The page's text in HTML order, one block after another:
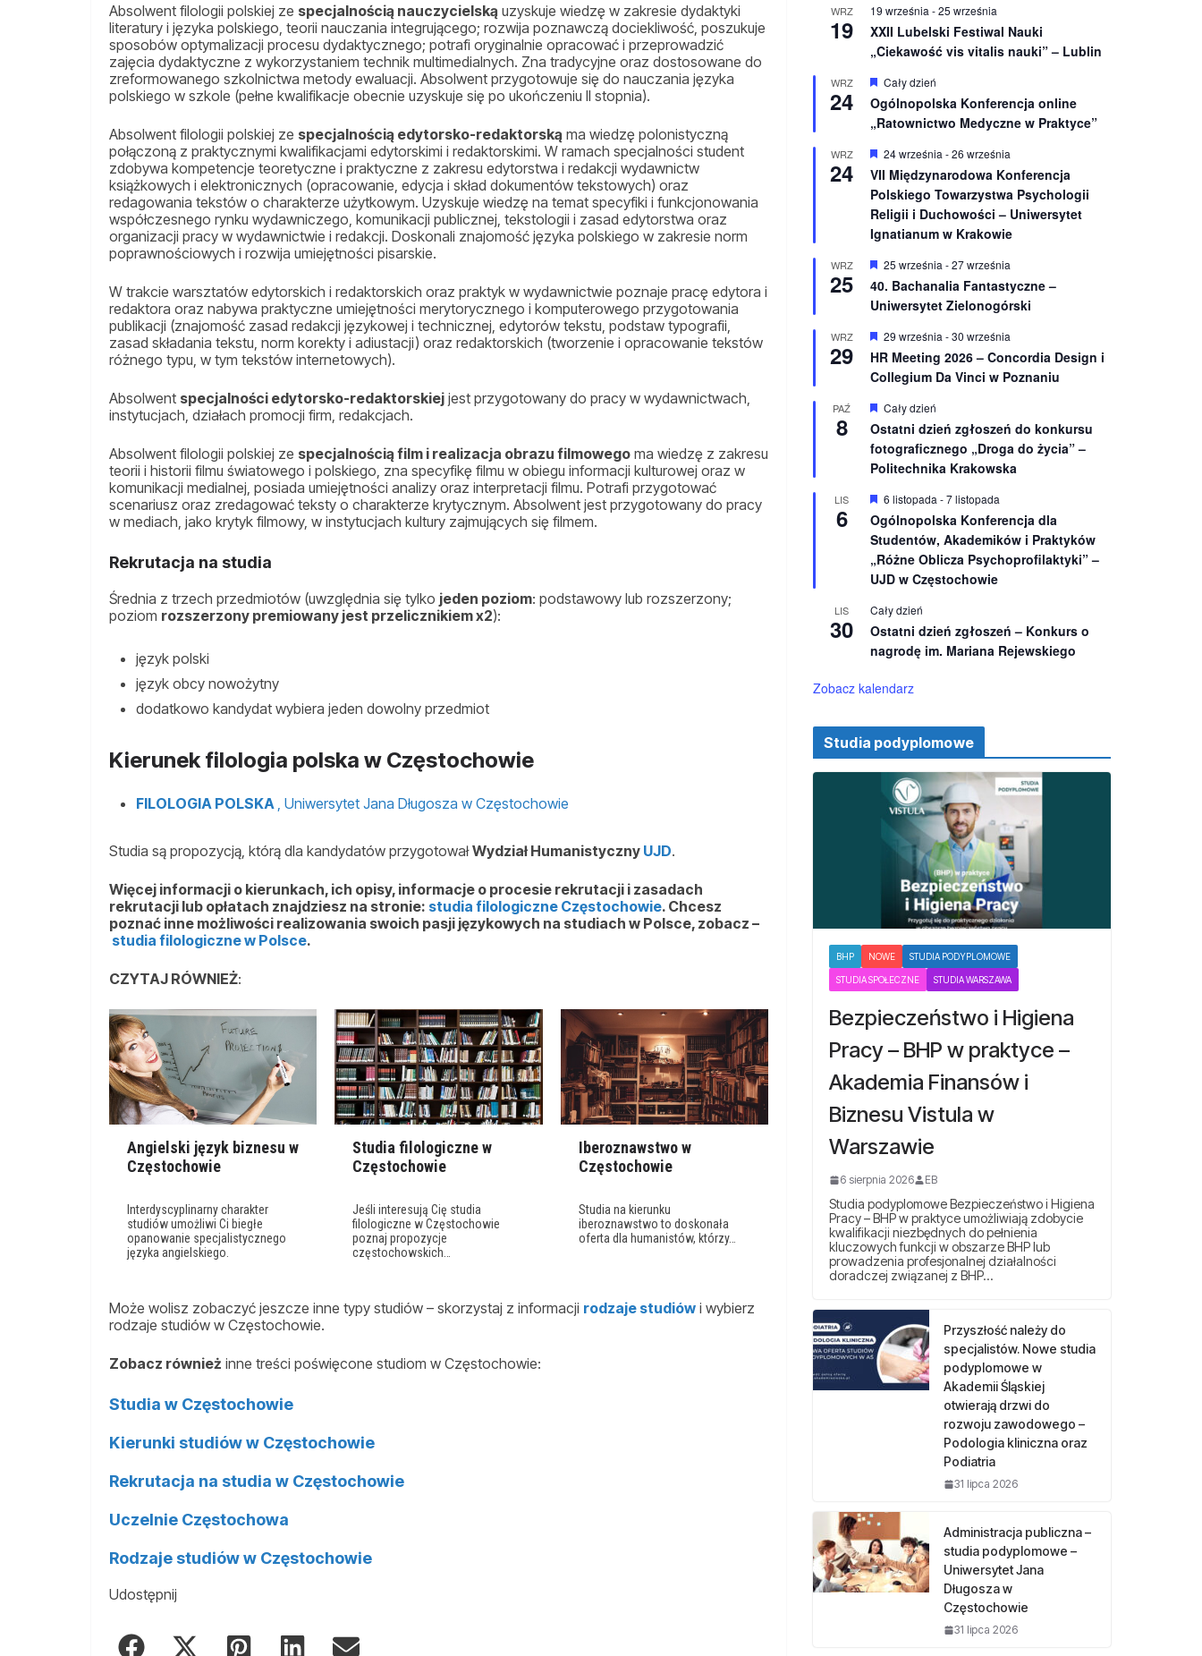
Absolwent filologii polskiej ze specjalnością nauczycielską uzyskuje wiedzę w zakresie dydaktyki
literatury i języka polskiego, teorii nauczania integrującego; rozwija poznawczą dociekliwość, poszukuje
sposobów optymalizacji procesu dydaktycznego; potrafi oryginalnie opracować i przeprowadzić
zajęcia dydaktyczne z wykorzystaniem technik multimedialnych. Zna tradycyjne oraz dostosowane do
zreformowanego szkolnictwa metody ewaluacji. Absolwent przygotowuje się do nauczania języka
polskiego w szkole (pełne kwalifikacje obecnie uzyskuje się po ukończeniu II stopnia).
Absolwent filologii polskiej ze specjalnością edytorsko-redaktorską ma wiedzę polonistyczną
połączoną z praktycznymi kwalifikacjami edytorskimi i redaktorskimi. W ramach specjalności student
zdobywa kompetencje teoretyczne i praktyczne z zakresu edytorstwa i redakcji wydawnictw
książkowych i elektronicznych (opracowanie, edycja i skład dokumentów tekstowych) oraz
redagowania tekstów o charakterze użytkowym. Uzyskuje wiedzę na temat specyfiki i funkcjonowania
współczesnego rynku wydawniczego, komunikacji publicznej, tekstologii i zasad edytorstwa oraz
organizacji pracy w wydawnictwie i redakcji. Doskonali znajomość języka polskiego w zakresie norm
poprawnościowych i rozwija umiejętności pisarskie.
W trakcie warsztatów edytorskich i redaktorskich oraz praktyk w wydawnictwie poznaje pracę edytora i
redaktora oraz nabywa praktyczne umiejętności merytorycznego i komputerowego przygotowania
publikacji (znajomość zasad redakcji językowej i technicznej, edytorów tekstu, podstaw typografii,
zasad składania tekstu, norm korekty i adiustacji) oraz redaktorskich (tworzenie i opracowanie tekstów
różnego typu, w tym tekstów internetowych).
Absolwent specjalności edytorsko-redaktorskiej jest przygotowany do pracy w wydawnictwach,
instytucjach, działach promocji firm, redakcjach.
Absolwent filologii polskiej ze specjalnością film i realizacja obrazu filmowego ma wiedzę z zakresu
teorii i historii filmu światowego i polskiego, zna specyfikę filmu w obiegu informacji kulturowej oraz w
komunikacji medialnej, posiada umiejętności analizy oraz interpretacji filmu. Potrafi przygotować
scenariusz oraz zredagować teksty o charakterze krytycznym. Absolwent jest przygotowany do pracy
w mediach, jako krytyk filmowy, w instytucjach kultury zajmujących się filmem.
Rekrutacja na studia
Średnia z trzech przedmiotów (uwzględnia się tylko jeden poziom: podstawowy lub rozszerzony;
poziom rozszerzony premiowany jest przelicznikiem x2):
język polski
język obcy nowożytny
dodatkowo kandydat wybiera jeden dowolny przedmiot
Kierunek filologia polska w Częstochowie
FILOLOGIA POLSKA , Uniwersytet Jana Długosza w Częstochowie
Studia są propozycją, którą dla kandydatów przygotowałWydział Humanistyczny UJD.
Więcej informacji o kierunkach, ich opisy, informacje o procesie rekrutacji i zasadach
rekrutacji lub opłatach znajdziesz na stronie: studia filologiczne Częstochowie. Chcesz
poznać inne możliwości realizowania swoich pasji językowych na studiach w Polsce, zobacz –
studia filologiczne w Polsce.
CZYTAJ RÓWNIEŻ:
Angielski język biznesu w
Częstochowie
Interdyscyplinarny charakter
studiów umożliwi Ci biegłe
opanowanie specjalistycznego
języka angielskiego.
Studia filologiczne w
Częstochowie
Jeśli interesują Cię studia
filologiczne w Częstochowie
poznaj propozycje
częstochowskich…
Iberoznawstwo w
Częstochowie
Studia na kierunku
iberoznawstwo to doskonała
oferta dla humanistów, którzy…
Może wolisz zobaczyć jeszcze inne typy studiów – skorzystaj z informacji rodzaje studiów i wybierz
rodzaje studiów w Częstochowie.
Zobacz również inne treści poświęcone studiom w Częstochowie:
Studia w Częstochowie
Kierunki studiów w Częstochowie
Rekrutacja na studia w Częstochowie
Uczelnie Częstochowa
Rodzaje studiów w Częstochowie
Udostępnij
WRZ
19
19 września -25 września
XXII Lubelski Festiwal Nauki
„Ciekawość vis vitalis nauki” – Lublin
WRZ
24
W
r
ó
n
i
o
n
e
Cały dzień
Ogólnopolska Konferencja online
„Ratownictwo Medyczne w Praktyce”
WRZ
24
W
y
r
ó
ż
n
i
n
e
24 września -26 września
VII Międzynarodowa Konferencja
Polskiego Towarzystwa Psychologii
Religii i Duchowości – Uniwersytet
Ignatianum w Krakowie
WRZ
25
W
r
ó
n
i
o
n
25 września -27 września
40. Bachanalia Fantastyczne –
Uniwersytet Zielonogórski
WRZ
29
W
y
r
ó
n
o
n
e
29 września -30 września
HR Meeting 2026 – Concordia Design i
Collegium Da Vinci w Poznaniu
PAŹ
8
W
r
ó
ż
n
i
o
n
e
Cały dzień
Ostatni dzień zgłoszeń do konkursu
fotograficznego „Droga do życia” –
Politechnika Krakowska
LIS
6
W
r
ó
ż
n
i
n
e
6 listopada -7 listopada
Ogólnopolska Konferencja dla
Studentów, Akademików i Praktyków
„Różne Oblicza Psychoprofilaktyki” –
UJD w Częstochowie
LIS
30
Cały dzień
Ostatni dzień zgłoszeń – Konkurs o
nagrodę im. Mariana Rejewskiego
Zobacz kalendarz
Studia podyplomowe
BHP NOWE STUDIA PODYPLOMOWE
STUDIA SPOŁECZNE STUDIA WARSZAWA
Bezpieczeństwo i Higiena
Pracy – BHP w praktyce –
Akademia Finansów i
Biznesu Vistula w
Warszawie
6 sierpnia 2026 EB
Studia podyplomowe Bezpieczeństwo i Higiena
Pracy – BHP w praktyce umożliwiają zdobycie
kwalifikacji niezbędnych do pełnienia
kluczowych funkcji w obszarze BHP lub
prowadzenia profesjonalnej działalności
doradczej związanej z BHP…
Przyszłość należy do
specjalistów. Nowe studia
podyplomowe w
Akademii Śląskiej
otwierają drzwi do
rozwoju zawodowego –
Podologia kliniczna oraz
Podiatria
31 lipca 2026
Administracja publiczna –
studia podyplomowe –
Uniwersytet Jana
Długosza w
Częstochowie
31 lipca 2026